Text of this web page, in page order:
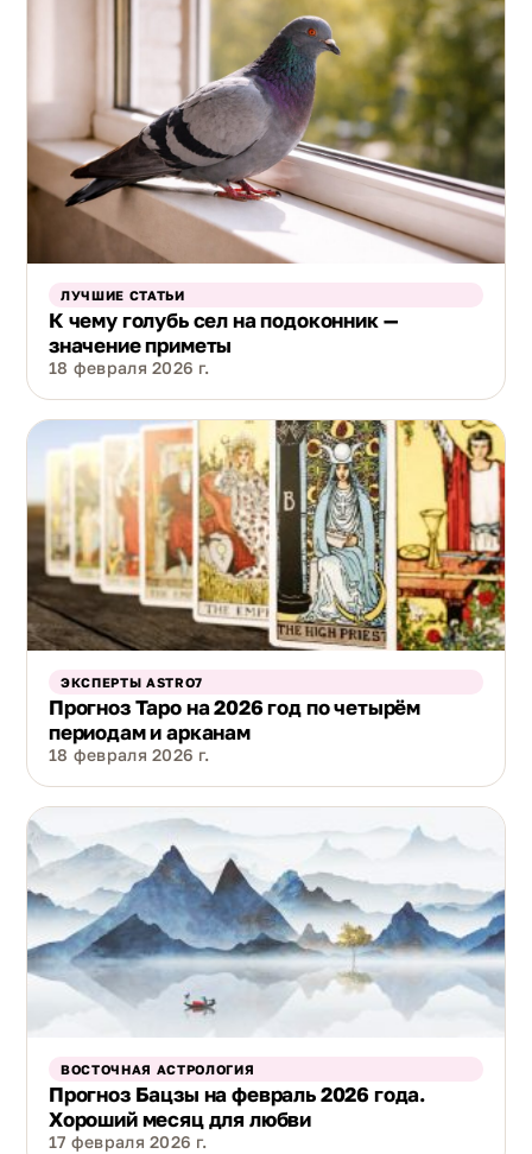
ЛУЧШИЕ СТАТЬИ
К чему голубь сел на подоконник —
значение приметы
18 февраля 2026 г.
ЭКСПЕРТЫ ASTRO7
Прогноз Таро на 2026 год по четырём
периодам и арканам
18 февраля 2026 г.
ВОСТОЧНАЯ АСТРОЛОГИЯ
Прогноз Бацзы на февраль 2026 года.
Хороший месяц для любви
17 февраля 2026 г.